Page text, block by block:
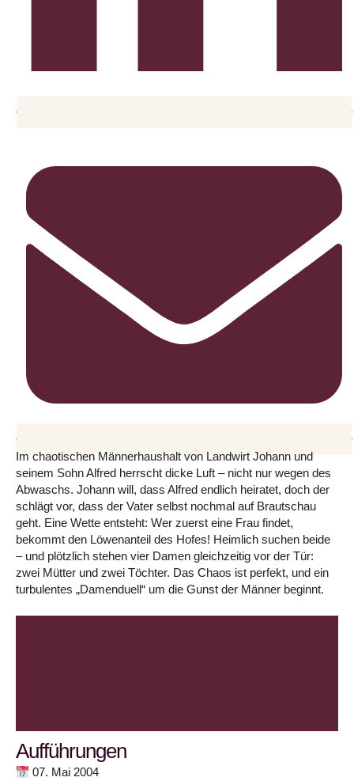
Im chaotischen Männerhaushalt von Landwirt Johann und
seinem Sohn Alfred herrscht dicke Luft – nicht nur wegen des
Abwaschs. Johann will, dass Alfred endlich heiratet, doch der
schlägt vor, dass der Vater selbst nochmal auf Brautschau
geht. Eine Wette entsteht: Wer zuerst eine Frau findet,
bekommt den Löwenanteil des Hofes! Heimlich suchen beide
– und plötzlich stehen vier Damen gleichzeitig vor der Tür:
zwei Mütter und zwei Töchter. Das Chaos ist perfekt, und ein
turbulentes „Damenduell“ um die Gunst der Männer beginnt.
Aufführungen
07. Mai 2004